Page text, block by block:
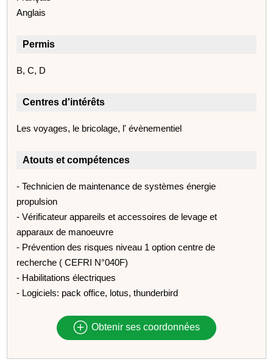
Anglais
Permis
B, C, D
Centres d'intérêts
Les voyages, le bricolage, l' évènementiel
Atouts et compétences
- Technicien de maintenance de systèmes énergie
propulsion
- Vérificateur appareils et accessoires de levage et
apparaux de manoeuvre
- Prévention des risques niveau 1 option centre de
recherche ( CEFRI N°040F)
- Habilitations électriques
- Logiciels: pack office, lotus, thunderbird
Obtenir ses coordonnées